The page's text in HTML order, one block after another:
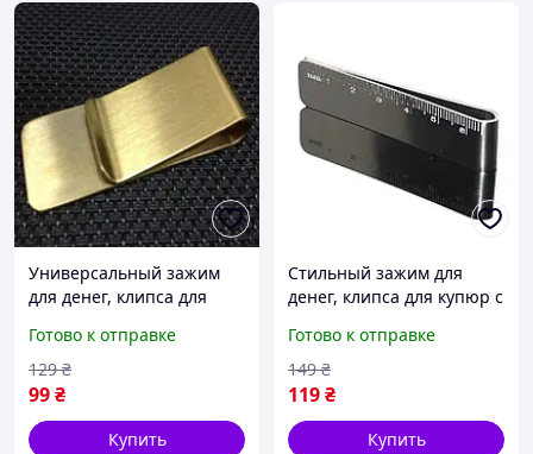
Универсальный зажим
для денег, клипса для
металлический
(золотистый)
Готово к отправке
99₴
129 ₴
Купить
Стильный зажим для
денег, клипса для купюр с
металлический
(серебристый)
Готово к отправке
119₴
149 ₴
Купить